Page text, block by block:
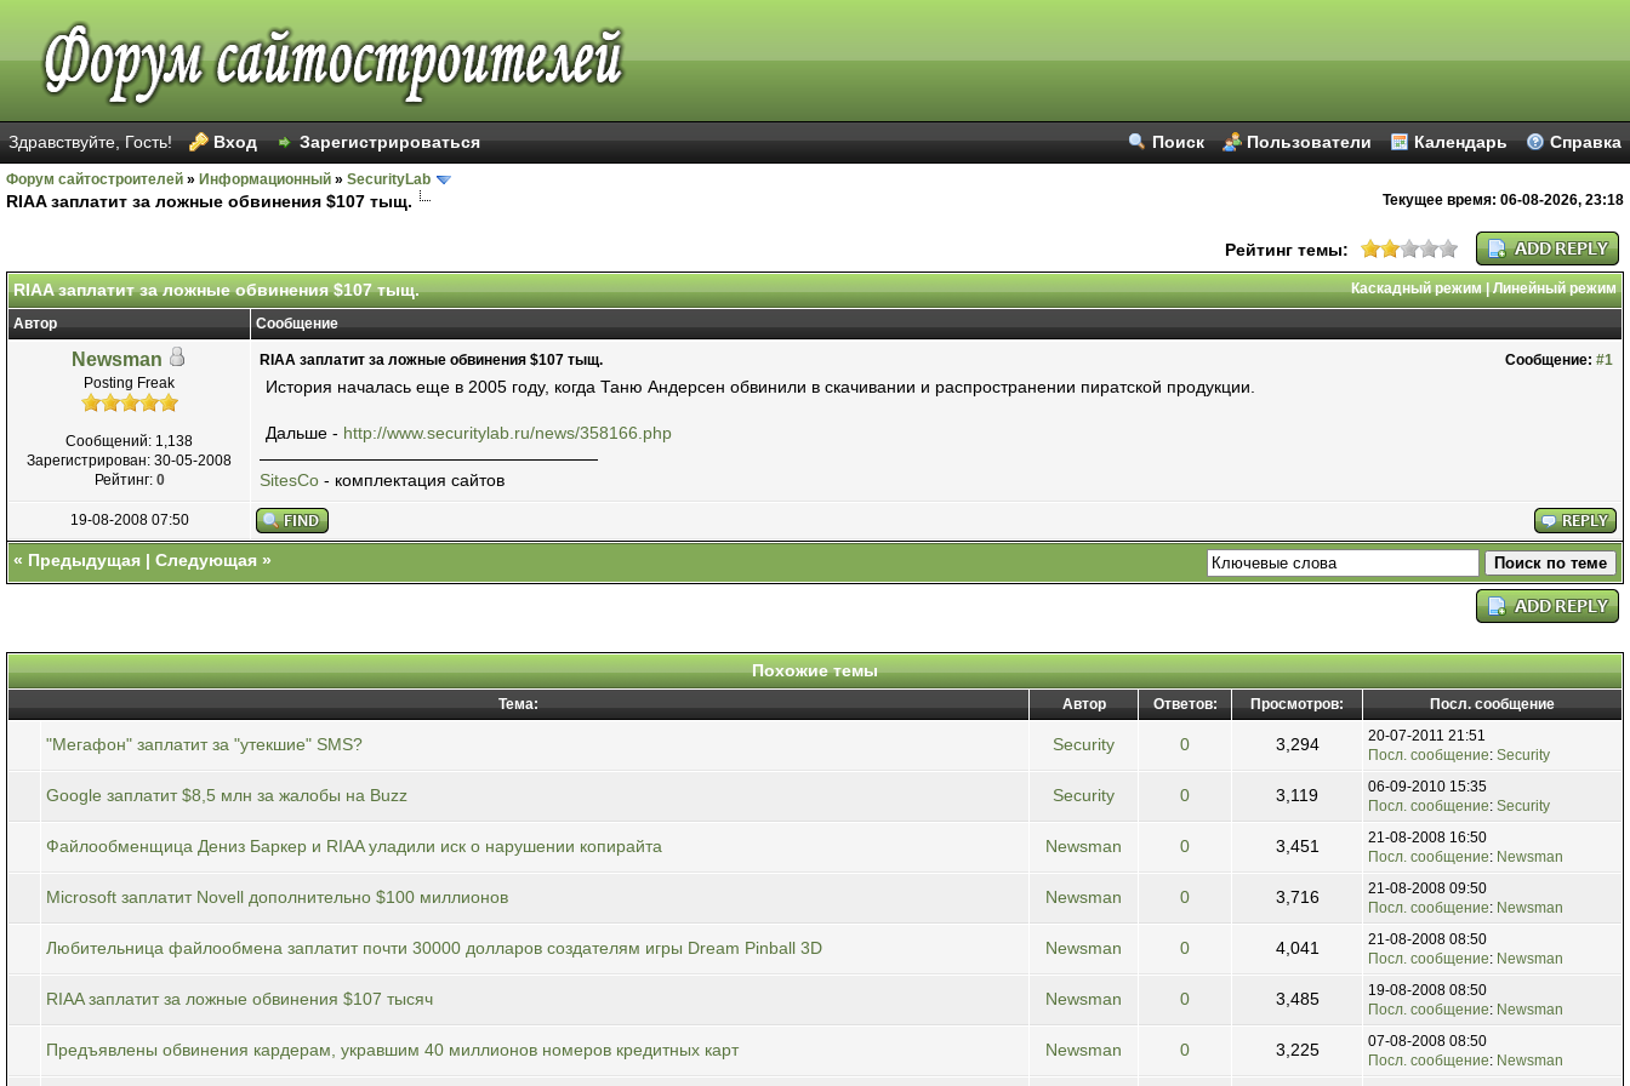
Поиск Пользователи Календарь Справка
Здравствуйте, Гость! Вход Зарегистрироваться
Форум сайтостроителей » Информационный » SecurityLab
RIAA заплатит за ложные обвинения $107 тыщ. Текущее время: 06-08-2026, 23:18
Рейтинг темы:
Каскадный режим|Линейный режим
RIAA заплатит за ложные обвинения $107 тыщ.
Автор Сообщение
Newsman
Posting Freak
Сообщений: 1,138
Зарегистрирован: 30-05-2008
Рейтинг: 0
Сообщение: #1
RIAA заплатит за ложные обвинения $107 тыщ.
История началась еще в 2005 году, когда Таню Андерсен обвинили в скачивании и распространении пиратской продукции.
Дальше - http://www.securitylab.ru/news/358166.php
SitesCo - комплектация сайтов
19-08-2008 07:50
« Предыдущая | Следующая »
Похожие темы
Тема: Автор Ответов: Просмотров: Посл. сообщение
"Мегафон" заплатит за "утекшие" SMS? Security 0 3,294
20-07-2011 21:51
Посл. сообщение: Security
Google заплатит $8,5 млн за жалобы на Buzz Security 0 3,119
06-09-2010 15:35
Посл. сообщение: Security
Файлообменщица Дениз Баркер и RIAA уладили иск о нарушении копирайта Newsman 0 3,451
21-08-2008 16:50
Посл. сообщение: Newsman
Microsoft заплатит Novell дополнительно $100 миллионов Newsman 0 3,716
21-08-2008 09:50
Посл. сообщение: Newsman
Любительница файлообмена заплатит почти 30000 долларов создателям игры Dream Pinball 3D Newsman 0 4,041
21-08-2008 08:50
Посл. сообщение: Newsman
RIAA заплатит за ложные обвинения $107 тысяч Newsman 0 3,485
19-08-2008 08:50
Посл. сообщение: Newsman
Предъявлены обвинения кардерам, укравшим 40 миллионов номеров кредитных карт Newsman 0 3,225
07-08-2008 08:50
Посл. сообщение: Newsman